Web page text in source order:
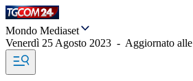
Mondo Mediaset
Venerdì 25 Agosto 2023 - Aggiornato alle